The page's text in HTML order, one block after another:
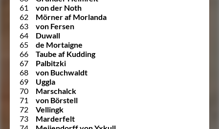
61
von der Noth
62
Mörner af Morlanda
63
von Fersen
64
Duwall
65
de Mortaigne
66
Taube af Kudding
67
Palbitzki
68
von Buchwaldt
69
Uggla
70
Marschalck
71
von Börstell
72
Vellingk
73
Marderfelt